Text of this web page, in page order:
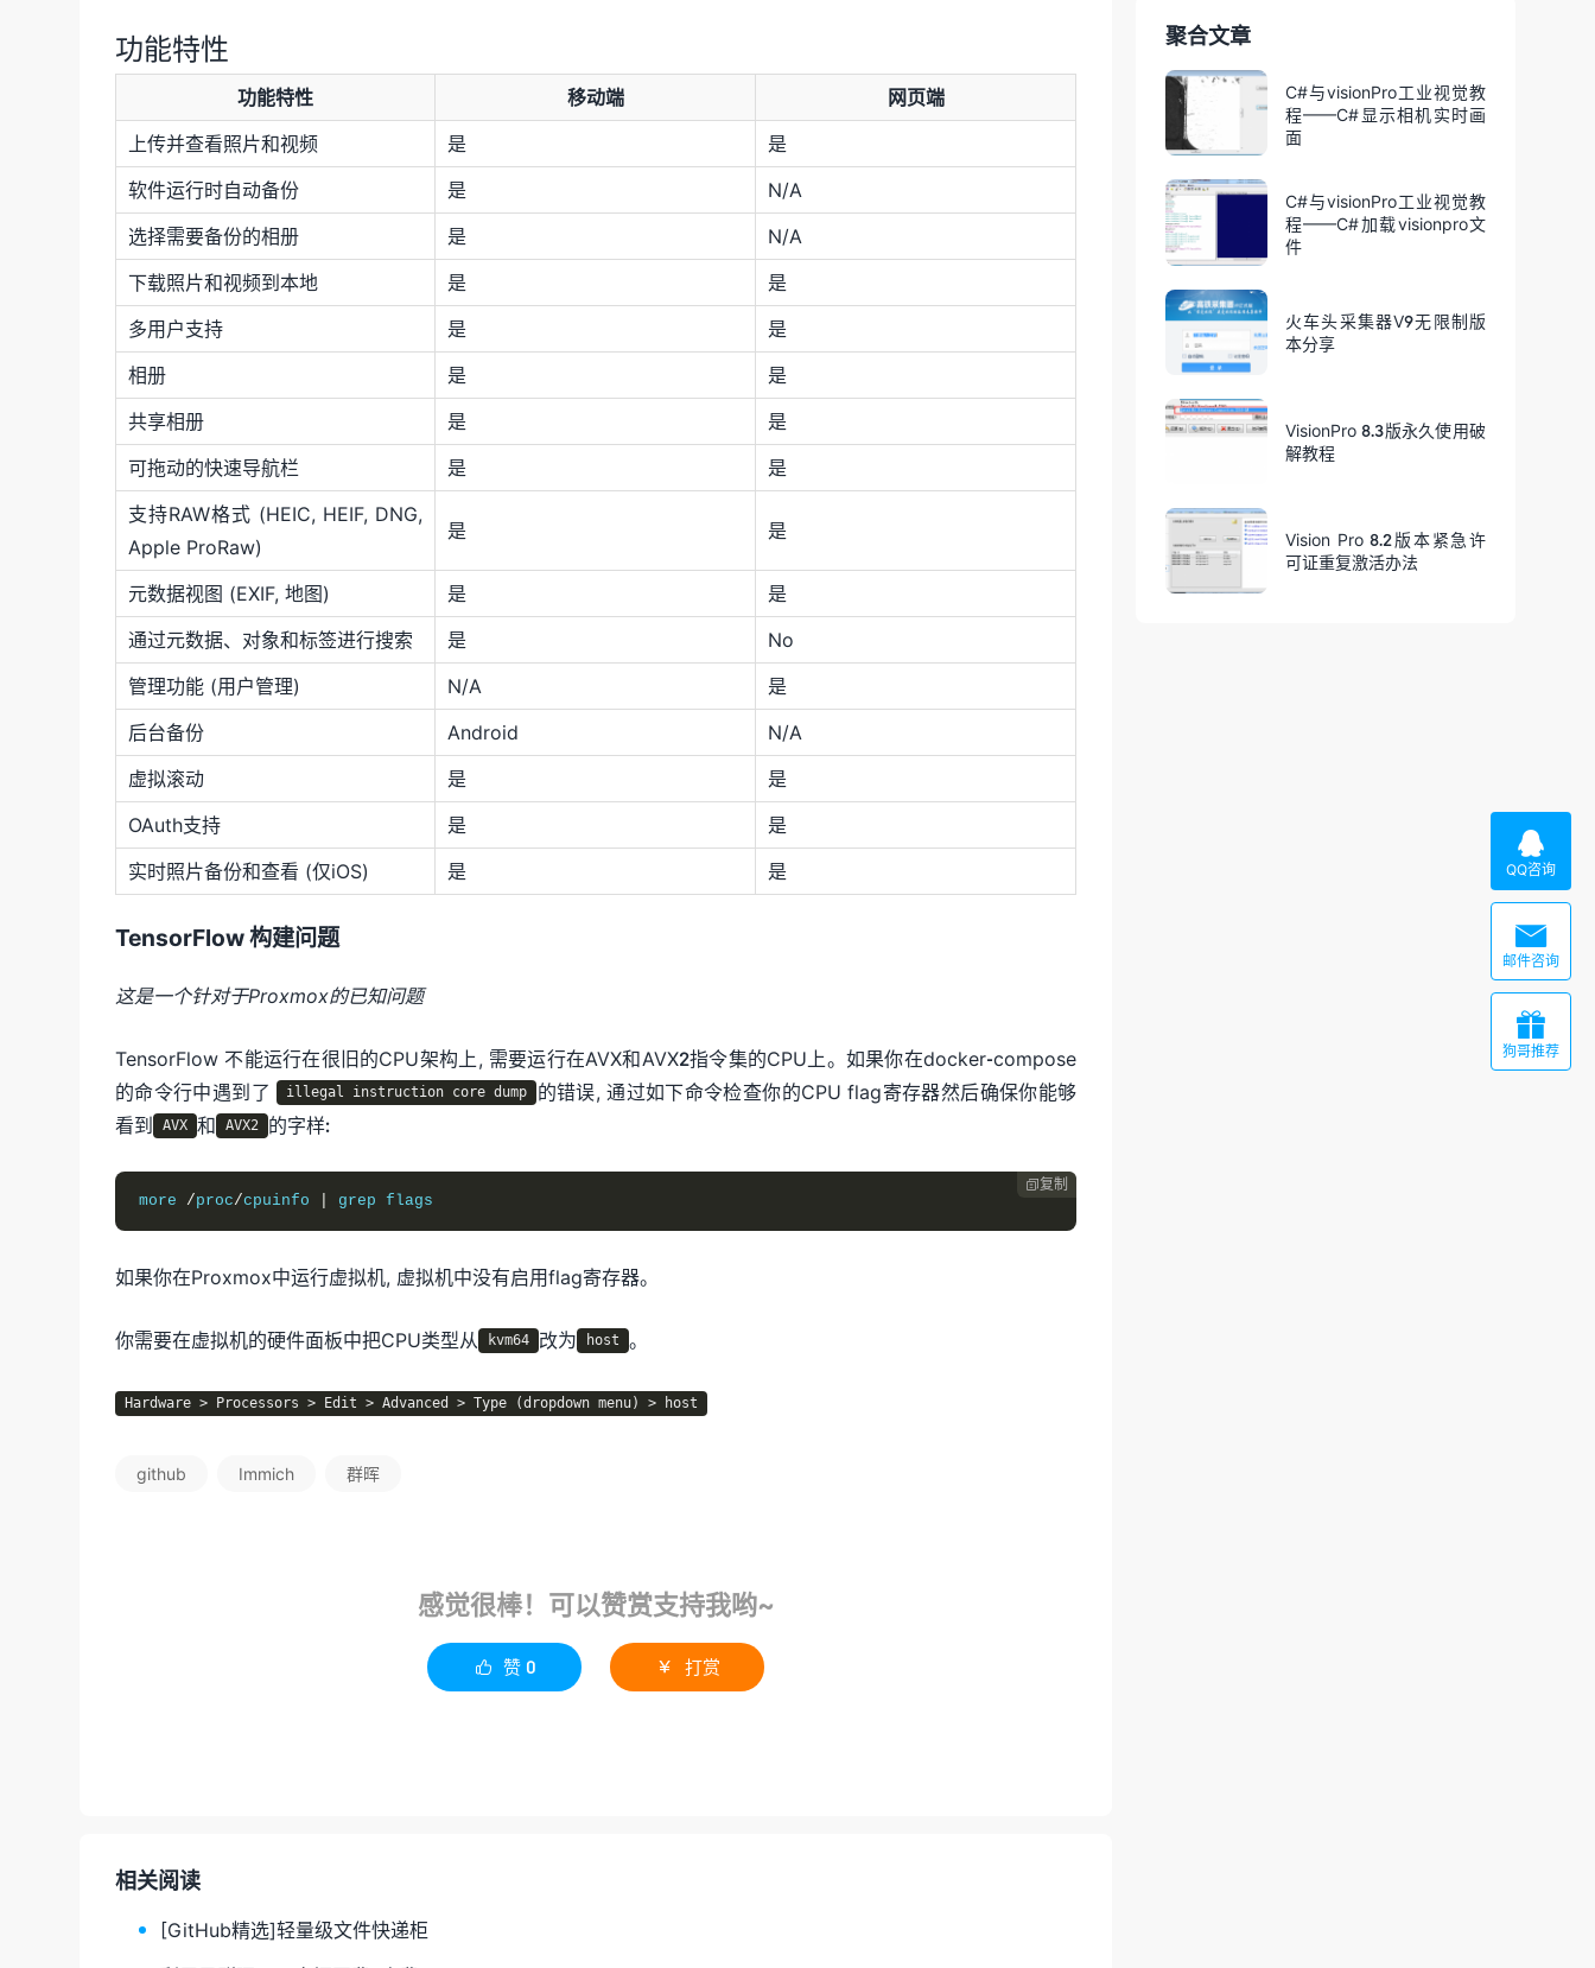
功能特性
功能特性 移动端 网页端
上传并查看照片和视频 是 是
软件运行时自动备份 是 N/A
选择需要备份的相册 是 N/A
下载照片和视频到本地 是 是
多用户支持 是 是
相册 是 是
共享相册 是 是
可拖动的快速导航栏 是 是
支持RAW格式 (HEIC, HEIF, DNG,
Apple ProRaw)
是 是
元数据视图 (EXIF, 地图) 是 是
通过元数据、对象和标签进行搜索 是 No
管理功能 (用户管理) N/A 是
后台备份 Android N/A
虚拟滚动 是 是
OAuth支持 是 是
实时照片备份和查看 (仅iOS) 是 是
TensorFlow 构建问题
这是一个针对于Proxmox的已知问题
TensorFlow 不能运行在很旧的CPU架构上, 需要运行在AVX和AVX2指令集的CPU上。如果你在docker-compose
的命令行中遇到了
illegal instruction core dump
的错误, 通过如下命令检查你的CPU flag寄存器然后确保你能够
看到
AVX 和 AVX2 的字样:
复制
more /proc/cpuinfo grep flags
如果你在Proxmox中运行虚拟机, 虚拟机中没有启用flag寄存器。
你需要在虚拟机的硬件面板中把CPU类型从 kvm64 改为 host 。
Hardware > Processors > Edit > Advanced > Type (dropdown menu) > host
github Immich 群晖
感觉很棒！可以赞赏支持我哟~
 赞 0  打赏
相关阅读
[GitHub精选]轻量级文件快递柜
聚合文章
C#与visionPro工业视觉教
程——C#显示相机实时画
面
C#与visionPro工业视觉教
程——C#加载visionpro文
件
火车头采集器V9无限制版
本分享
VisionPro 8.3版永久使用破
解教程
Vision Pro 8.2版本紧急许
可证重复激活办法

QQ咨询

邮件咨询

狗哥推荐